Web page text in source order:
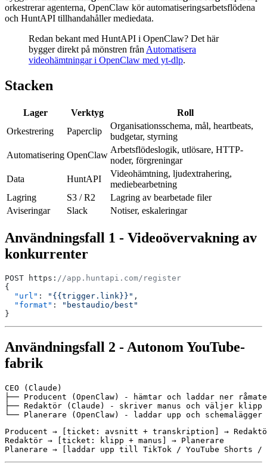
orkestrerar agenterna, OpenClaw kör automatiseringsarbetsflödena
och HuntAPI tillhandahåller mediedata.
Redan bekant med HuntAPI i OpenClaw? Det här
bygger direkt på mönstren från Automatisera
videohämtningar i OpenClaw med yt-dlp.
Stacken
Lager Verktyg
Roll
Orkestrering
Paperclip
Organisationsschema, mål, heartbeats,
budgetar, styrning
Automatisering OpenClaw
Arbetsflödeslogik, utlösare, HTTP-
noder, förgreningar
Data
HuntAPI
Videohämtning, ljudextrahering,
mediebearbetning
Lagring
S3 / R2
Lagring av bearbetade filer
Aviseringar
Slack Notiser, eskaleringar
Användningsfall 1 - Videoövervakning av
konkurrenter
POST https: //app.huntapi.com/register
{
  "url"
: "{{trigger.link}}" ,
  "format"
:
"bestaudio/best"
}
Användningsfall 2 - Autonom YouTube-
fabrik
CEO (Claude)
├── Producent (OpenClaw) - hämtar och laddar ner
├── Redaktör (Claude) - skriver manus och väljer klipp
Producent → [ticket: avsnitt + transkription] →
Redaktör → [ticket: klipp + manus] → Planerare